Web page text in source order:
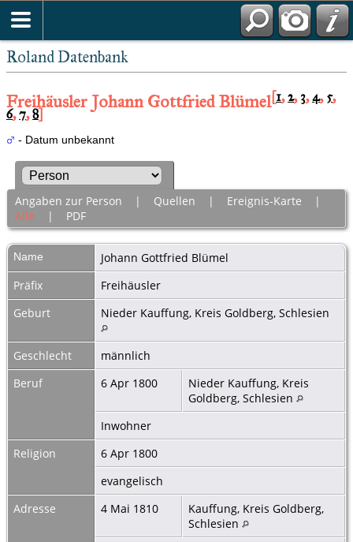
Roland Datenbank
Freihäusler Johann Gottfried Blümel[1,2,3,4,5,
6,7,8]
- Datum unbekannt
Angaben zur Person | Quellen | Ereignis-Karte |
Alle | PDF
Name Johann Gottfried Blümel
Präfix
Freihäusler
Geburt
Nieder Kauffung, Kreis Goldberg, Schlesien
Geschlecht
männlich
Beruf
6 Apr 1800
Nieder Kauffung, Kreis
Goldberg, Schlesien
Inwohner
Religion
6 Apr 1800
evangelisch
Adresse
4 Mai 1810
Kauffung, Kreis Goldberg,
Schlesien